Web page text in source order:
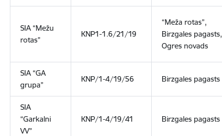
SIA “Mežu
rotas”
KNP1-1.6/21/19
“Meža rotas”,
Birzgales pagasts,
Ogres novads
SIA “GA
grupa”
KNP/1-4/19/56 Birzgales pagasts
SIA
“Garkalni
VV”
KNP/1-4/19/41 Birzgales pagasts